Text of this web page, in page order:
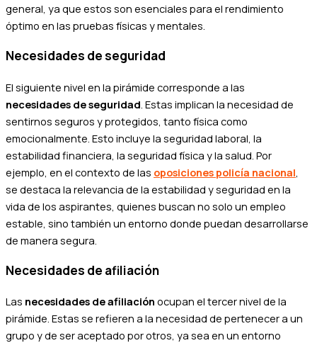
general, ya que estos son esenciales para el rendimiento
óptimo en las pruebas físicas y mentales.
Necesidades de seguridad
El siguiente nivel en la pirámide corresponde a las
necesidades de seguridad . Estas implican la necesidad de
sentirnos seguros y protegidos, tanto física como
emocionalmente. Esto incluye la seguridad laboral, la
estabilidad financiera, la seguridad física y la salud. Por
ejemplo, en el contexto de las oposiciones policía nacional
se destaca la relevancia de la estabilidad y seguridad en la
vida de los aspirantes, quienes buscan no solo un empleo
estable, sino también un entorno donde puedan desarrollarse
de manera segura.
Necesidades de afiliación
Las necesidades de afiliación ocupan el tercer nivel de la
pirámide. Estas se refieren a la necesidad de pertenecer a un
grupo y de ser aceptado por otros, ya sea en un entorno